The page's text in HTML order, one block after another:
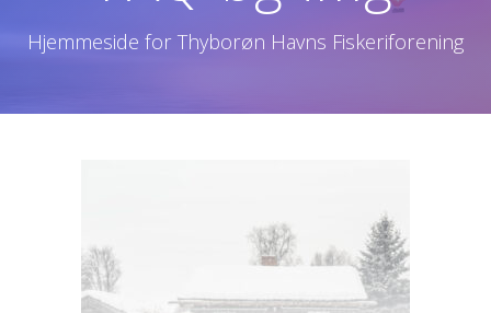
Hjemmeside for Thyborøn Havns Fiskeriforening